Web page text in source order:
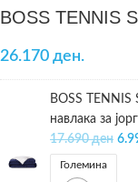
BOSS TENNIS
26.170 ден.
BOSS TENNIS
навлака за
17.690ден
Големина